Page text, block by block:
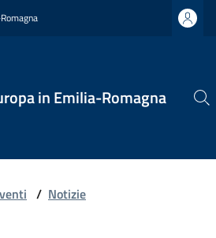
in Emilia-Romagna
/ Notizie